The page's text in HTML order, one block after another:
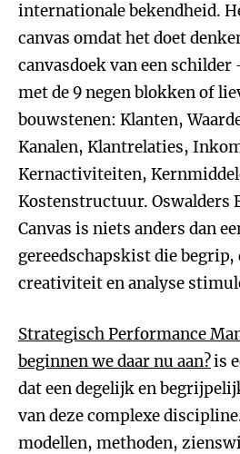
internationale bekendheid.
canvas omdat het doet
canvasdoek van een
met de 9 negen blokken of
bouwstenen: Klanten,
Kanalen, Klantrelaties,
Kernactiviteiten,
Kostenstructuur. Oswalders
Canvas is niets anders dan
gereedschapskist die begrip,
creativiteit en analyse
Strategisch Performance
beginnen we daar nu aan?is
dat een degelijk en
van deze complexe
modellen, methoden,